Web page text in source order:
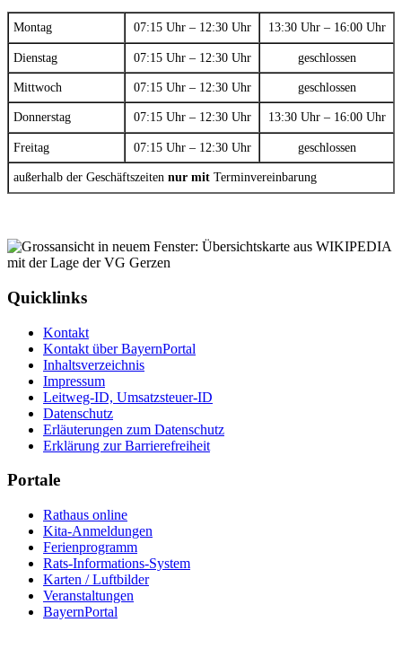
Montag 07:15 Uhr – 12:30 Uhr 13:30 Uhr – 16:00 Uhr
Dienstag 07:15 Uhr – 12:30 Uhr geschlossen
Mittwoch 07:15 Uhr – 12:30 Uhr geschlossen
Donnerstag 07:15 Uhr – 12:30 Uhr 13:30 Uhr – 16:00 Uhr
Freitag 07:15 Uhr – 12:30 Uhr geschlossen
außerhalb der Geschäftszeiten nur mit Terminvereinbarung
Quicklinks
Kontakt
Kontakt über BayernPortal
Inhaltsverzeichnis
Impressum
Leitweg-ID, Umsatzsteuer-ID
Datenschutz
Erläuterungen zum Datenschutz
Erklärung zur Barrierefreiheit
Portale
Rathaus online
Kita-Anmeldungen
Ferienprogramm
Rats-Informations-System
Karten / Luftbilder
Veranstaltungen
BayernPortal